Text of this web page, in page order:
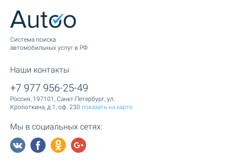
Cистема поиска
автомобильных услуг в РФ
Наши контакты
+7 977 956-25-49
Россия, 197101, Санкт-Петербург, ул.
Кропоткина, д.1, оф. 230 показать на карте
Мы в социальных сетях: